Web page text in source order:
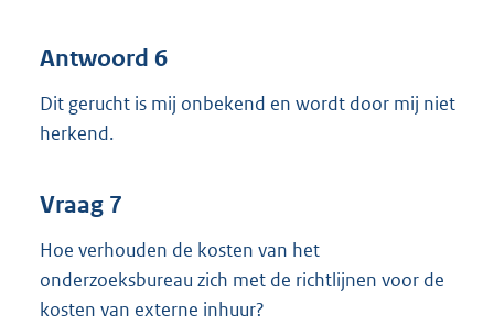
Antwoord 6
Dit gerucht is mij onbekend en wordt door mij niet
herkend.
Vraag 7
Hoe verhouden de kosten van het
onderzoeksbureau zich met de richtlijnen voor de
kosten van externe inhuur?